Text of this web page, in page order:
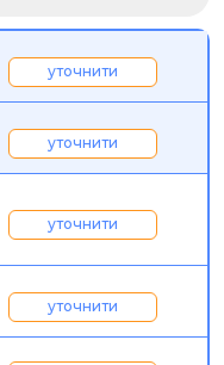
уточнити
уточнити
уточнити
уточнити